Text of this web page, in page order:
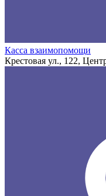
Касса взаимопомощи
Крестовая ул., 122,